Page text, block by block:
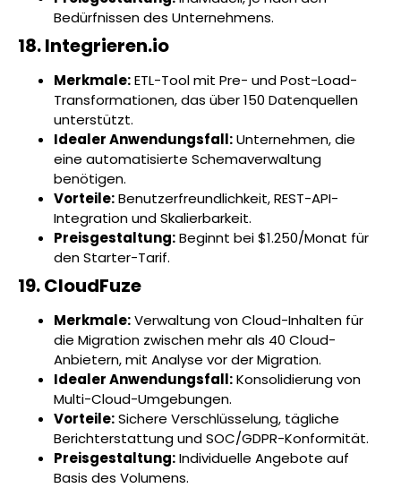
Bedürfnissen des Unternehmens.
18. Integrieren.io
Merkmale:ETL-Tool mit Pre- und Post-Load-
Transformationen, das über 150 Datenquellen
unterstützt.
Idealer Anwendungsfall:Unternehmen, die
eine automatisierte Schemaverwaltung
benötigen.
Vorteile:Benutzerfreundlichkeit, REST-API-
Integration und Skalierbarkeit.
Preisgestaltung:Beginnt bei $1.250/Monat für
den Starter-Tarif.
19. CloudFuze
Merkmale:Verwaltung von Cloud-Inhalten für
die Migration zwischen mehr als 40 Cloud-
Anbietern, mit Analyse vor der Migration.
Idealer Anwendungsfall:Konsolidierung von
Multi-Cloud-Umgebungen.
Vorteile:Sichere Verschlüsselung, tägliche
Berichterstattung und SOC/GDPR-Konformität.
Preisgestaltung:Individuelle Angebote auf
Basis des Volumens.